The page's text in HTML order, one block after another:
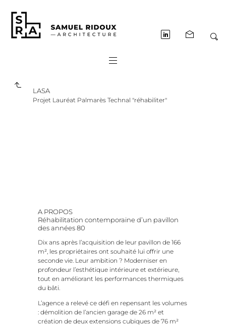
LASA
Projet Lauréat Palmarès Technal "réhabiliter"
A PROPOS
Réhabilitation contemporaine d’un pavillon
desannées80
Dix ans après l’acquisition de leur pavillon de 166
m², les propriétaires ont souhaité lui offrir une
seconde vie. Leur ambition ? Moderniser en
profondeur l’esthétique intérieure et extérieure,
tout en améliorant les performances thermiques
du bâti.
L’agence a relevé ce défi en repensant les volumes
: démolition de l’ancien garage de 26 m² et
création de deux extensions cubiques de 76 m²